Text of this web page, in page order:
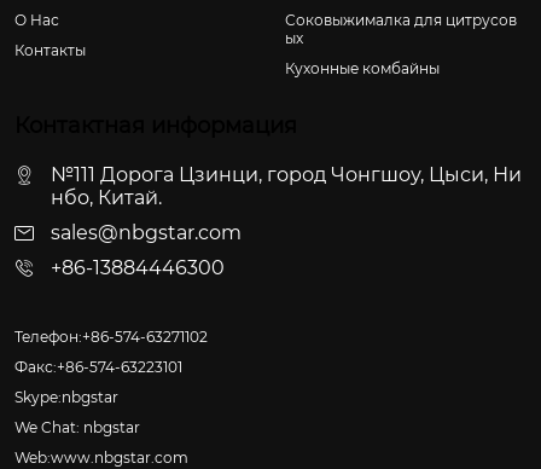
О Hас
Контакты
Соковыжималка для цитрусов
ых
Кухонные комбайны
№111 Дорога Цзинци, город Чонгшоу, Цыси, Ни
нбо, Китай.
sales@nbgstar.com
+86-13884446300
Телефон:+86-574-63271102
Факс:+86-574-63223101
Skype:nbgstar
We Chat: nbgstar
Web:www.nbgstar.com